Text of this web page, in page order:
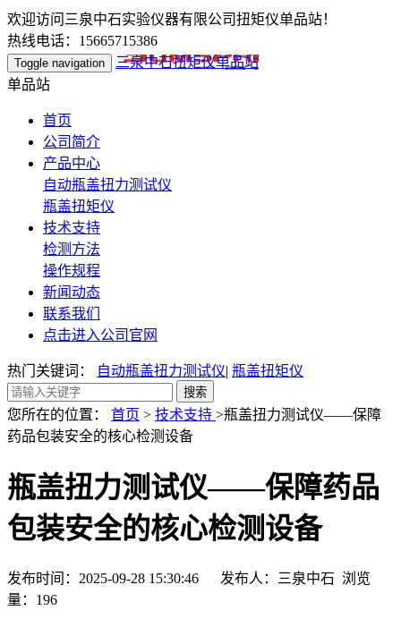
欢迎访问三泉中石实验仪器有限公司扭矩仪单品站！
热线电话：15665715386
Toggle navigation
三泉中石扭矩仪单品站
单品站
首页
公司简介
产品中心
自动瓶盖扭力测试仪
瓶盖扭矩仪
技术支持
检测方法
操作规程
新闻动态
联系我们
点击进入公司官网
热门关键词： 自动瓶盖扭力测试仪| 瓶盖扭矩仪
您所在的位置： 首页 > 技术支持 >瓶盖扭力测试仪——保障
药品包装安全的核心检测设备
瓶盖扭力测试仪——保障药品
包装安全的核心检测设备
发布时间：2025-09-28 15:30:46 发布人：三泉中石 浏览
量： 196